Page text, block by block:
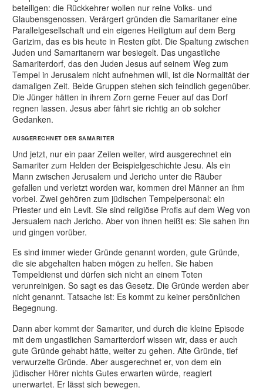
beteiligen: die Rückkehrer wollen nur reine Volks- und
Glaubensgenossen. Verärgert gründen die Samaritaner eine
Parallelgesellschaft und ein eigenes Heiligtum auf dem Berg
Garizim, das es bis heute in Resten gibt. Die Spaltung zwischen
Juden und Samaritanern war besiegelt. Das ungastliche
Samariterdorf, das den Juden Jesus auf seinem Weg zum
Tempel in Jerusalem nicht aufnehmen will, ist die Normalität der
damaligen Zeit. Beide Gruppen stehen sich feindlich gegenüber.
Die Jünger hätten in ihrem Zorn gerne Feuer auf das Dorf
regnen lassen. Jesus aber fährt sie richtig an ob solcher
Gedanken.
AUSGERECHNET DER SAMARITER
Und jetzt, nur ein paar Zeilen weiter, wird ausgerechnet ein
Samariter zum Helden der Beispielgeschichte Jesu. Als ein
Mann zwischen Jerusalem und Jericho unter die Räuber
gefallen und verletzt worden war, kommen drei Männer an ihm
vorbei. Zwei gehören zum jüdischen Tempelpersonal: ein
Priester und ein Levit. Sie sind religiöse Profis auf dem Weg von
Jersualem nach Jericho. Aber von ihnen heißt es: Sie sahen ihn
und gingen vorüber.
Es sind immer wieder Gründe genannt worden, gute Gründe,
die sie abgehalten haben mögen zu helfen. Sie haben
Tempeldienst und dürfen sich nicht an einem Toten
verunreinigen. So sagt es das Gesetz. Die Gründe werden aber
nicht genannt. Tatsache ist: Es kommt zu keiner persönlichen
Begegnung.
Dann aber kommt der Samariter, und durch die kleine Episode
mit dem ungastlichen Samariterdorf wissen wir, dass er auch
gute Gründe gehabt hätte, weiter zu gehen. Alte Gründe, tief
verwurzelte Gründe. Aber ausgerechnet er, von dem ein
jüdischer Hörer nichts Gutes erwarten würde, reagiert
unerwartet. Er lässt sich bewegen.